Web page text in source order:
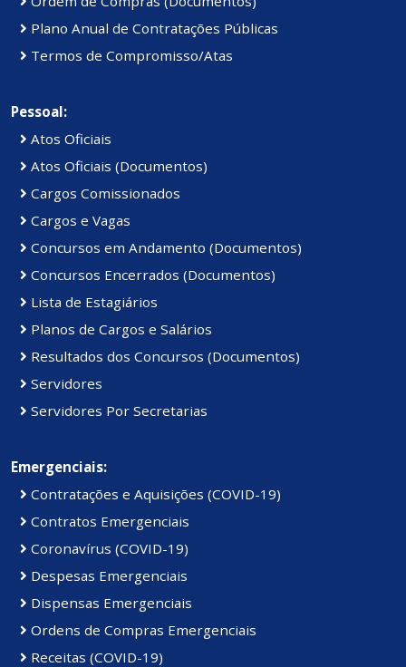
Plano Anual de Contratações Públicas
Termos de Compromisso/Atas
Pessoal:
Atos Oficiais
Atos Oficiais (Documentos)
Cargos Comissionados
Cargos e Vagas
Concursos em Andamento (Documentos)
Concursos Encerrados (Documentos)
Lista de Estagiários
Planos de Cargos e Salários
Resultados dos Concursos (Documentos)
Servidores
Servidores Por Secretarias
Emergenciais:
Contratações e Aquisições (COVID-19)
Contratos Emergenciais
Coronavírus (COVID-19)
Despesas Emergenciais
Dispensas Emergenciais
Ordens de Compras Emergenciais
Receitas (COVID-19)